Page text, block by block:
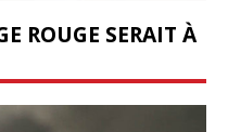
ROUGE SERAIT À